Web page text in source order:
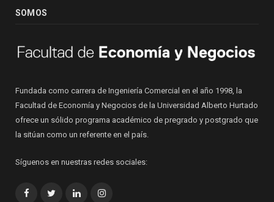
SOMOS
Fundada como carrera de Ingeniería Comercial en el año 1998, la
Facultad de Economía y Negocios de la Universidad Alberto Hurtado
ofrece un sólido programa académico de pregrado y postgrado que
la sitúan como un referente en el país.
Síguenos en nuestras redes sociales:
FacebookTwitterLinkedInInstagram